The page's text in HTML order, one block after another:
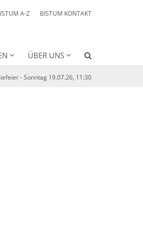
A-Z BISTUM KONTAKT
ÜBER UNS
- Sonntag 19.07.26, 11:30